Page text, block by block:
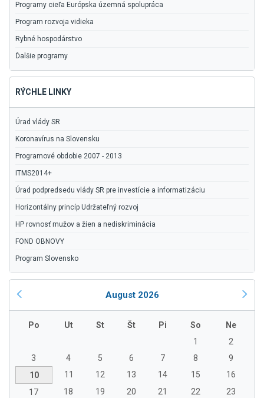
Programy cieľa Európska územná spolupráca
Program rozvoja vidieka
Rybné hospodárstvo
Ďalšie programy
RÝCHLE LINKY
Úrad vlády SR
Koronavírus na Slovensku
Programové obdobie 2007 - 2013
ITMS2014+
Úrad podpredsedu vlády SR pre investície a informatizáciu
Horizontálny princíp Udržateľný rozvoj
HP rovnosť mužov a žien a nediskriminácia
FOND OBNOVY
Program Slovensko
August 2026
Po Ut St Št Pi So
Ne
1
2
3
4 5 6 7 8
9
10
11 12 13 14 15
16
17
18 19 20 21 22
23